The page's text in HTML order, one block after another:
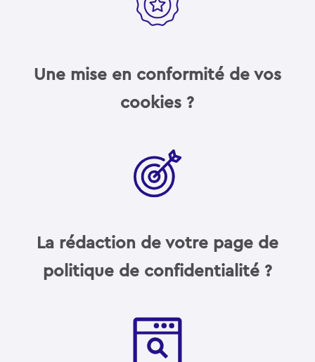
Une mise en conformité de vos
cookies ?
La rédaction de votre page de
politique de confidentialité ?